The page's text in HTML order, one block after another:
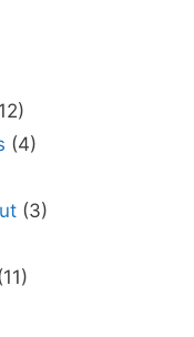
(4)
(3)